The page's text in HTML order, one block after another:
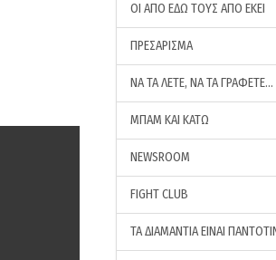
ΟΙ ΑΠΟ ΕΔΩ ΤΟΥΣ ΑΠΟ ΕΚΕΙ
ΠΡΕΣΑΡΙΣΜΑ
ΝΑ ΤΑ ΛΕΤΕ, ΝΑ ΤΑ ΓΡΑΦΕΤΕ…
ΜΠΑΜ ΚΑΙ ΚΑΤΩ
NEWSROOM
FIGHT CLUB
ΤΑ ΔΙΑΜΑΝΤΙΑ ΕΙΝΑΙ